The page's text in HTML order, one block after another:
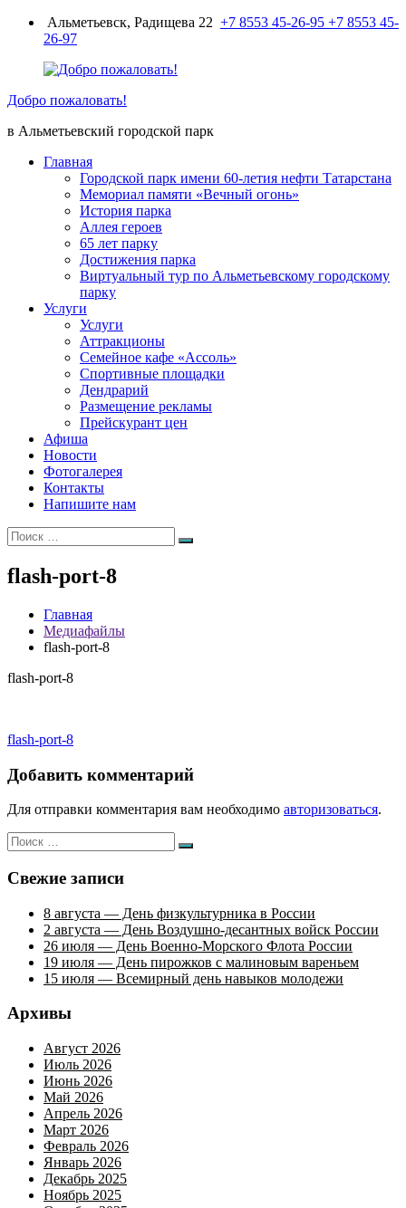
ПерейтиАльметьевск, Радищева 22 +7 8553 45-26-95 +7 8553 45-
26-97
Добро пожаловать!
в Альметьевский городской парк
Главная
Городской парк имени 60-летия нефти Татарстана
Мемориал памяти «Вечный огонь»
История парка
Аллея героев
65 лет парку
Достижения парка
Виртуальный тур по Альметьевскому городскому
парку
Услуги
Услуги
Аттракционы
Семейное кафе «Ассоль»
Спортивные площадки
Дендрарий
Размещение рекламы
Прейскурант цен
Афиша
Новости
Фотогалерея
Контакты
Напишите нам
Искать:
Поиск
flash-port-8
Главная
Медиафайлы
flash-port-8
flash-port-8
Навигация
по
записям
flash-port-8
Добавить комментарий
Для отправки комментария вам необходимо авторизоваться.
Искать:
Поиск
Свежие записи
8 августа — День физкультурника в России
2 августа — День Воздушно-десантных войск России
26 июля — День Военно-Морского Флота России
19 июля — День пирожков с малиновым вареньем
15 июля — Всемирный день навыков молодежи
Архивы
Август 2026
Июль 2026
Июнь 2026
Май 2026
Апрель 2026
Март 2026
Февраль 2026
Январь 2026
Декабрь 2025
Ноябрь 2025